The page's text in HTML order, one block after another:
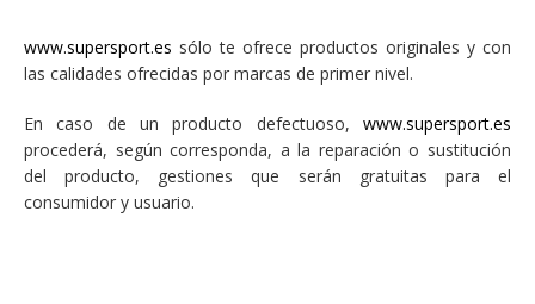
www.supersport.es sólo te ofrece productos originales y con
las calidades ofrecidas por marcas de primer nivel.
En caso de un producto defectuoso, www.supersport.es
procederá, según corresponda, a la reparación o sustitución
del producto, gestiones que serán gratuitas para el
consumidor y usuario.